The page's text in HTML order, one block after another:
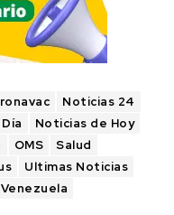
Noticias 24
Noticias de Hoy
OMS
Salud
Ultimas Noticias
Venezuela